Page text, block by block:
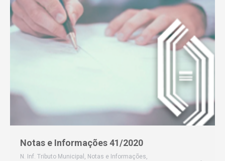
Notas e Informações 41/2020
N. Inf. Tributo Municipal , Notas e Informações,